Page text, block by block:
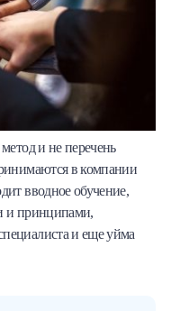
и не перечень
в компании
вводное обучение,
и принципами,
и еще уйма